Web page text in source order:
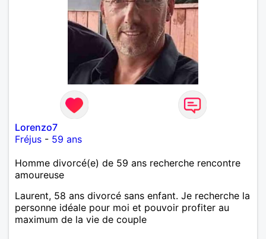
Lorenzo7
Fréjus - 59 ans
Homme divorcé(e) de 59 ans recherche rencontre
amoureuse
Laurent, 58 ans divorcé sans enfant. Je recherche la
personne idéale pour moi et pouvoir profiter au
maximum de la vie de couple